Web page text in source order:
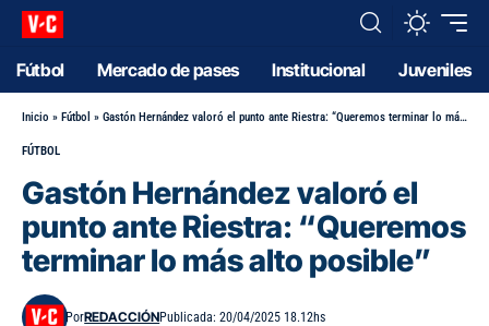
Fútbol Mercado de pases Institucional Juveniles
Inicio » Fútbol » Gastón Hernández valoró el punto ante Riestra: “Queremos terminar lo más alto posible”
FÚTBOL
Gastón Hernández valoró el
punto ante Riestra: “Queremos
terminar lo más alto posible”
PorREDACCIÓNPublicada: 20/04/2025 18.12hs